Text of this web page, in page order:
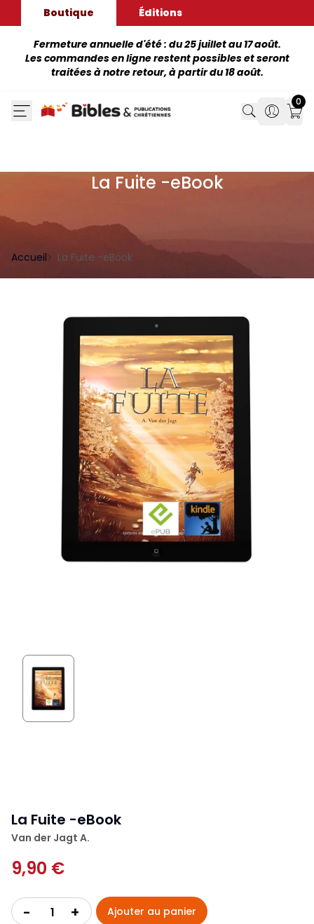
Boutique Éditions
Fermeture annuelle d'été : du 25 juillet au 17 août.
Les commandes en ligne restent possibles et seront
traitées à notre retour, à partir du 18 août.
Search
Search
0
La Fuite -eBook
Accueil La Fuite -eBook
La Fuite -eBook
Van der Jagt A.
9,90 €
- + Ajouter au panier